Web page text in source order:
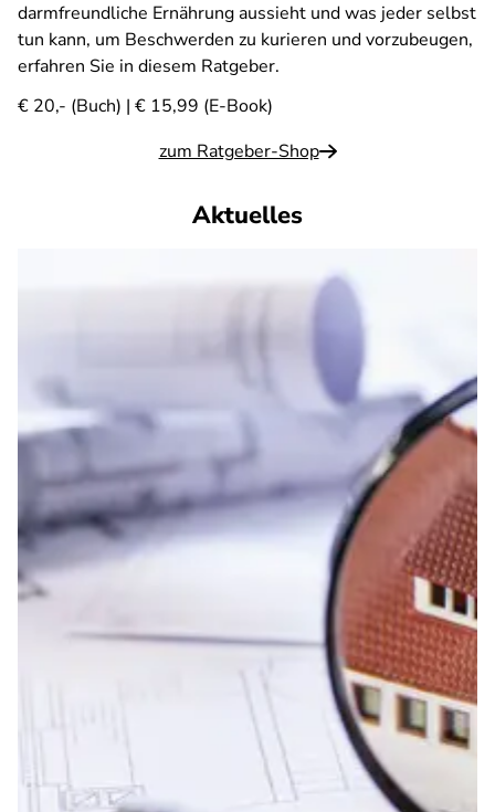
darmfreundliche Ernährung aussieht und was jeder selbst
tun kann, um Beschwerden zu kurieren und vorzubeugen,
erfahren Sie in diesem Ratgeber.
€ 20,- (Buch) | € 15,99 (E-Book)
zum Ratgeber-Shop
Aktuelles